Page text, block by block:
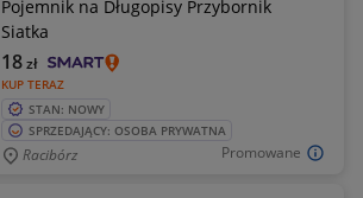
Promowane
Pojemnik na Długopisy Przybornik
Siatka
KUP TERAZ
18zł
STAN: NOWY
SPRZEDAJĄCY: OSOBA PRYWATNA
Racibórz